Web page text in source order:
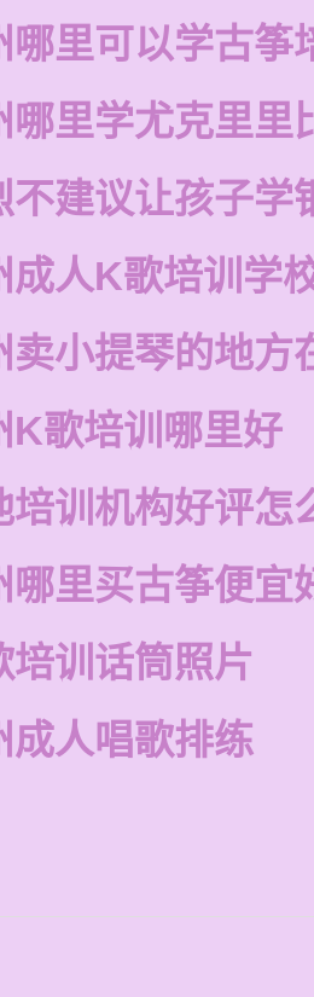
哪里可以学古筝
哪里学尤克里里
不建议让孩子学
成人K歌培训学
卖小提琴的地方
K歌培训哪里好
培训机构好评怎
哪里买古筝便宜
培训话筒照片
成人唱歌排练